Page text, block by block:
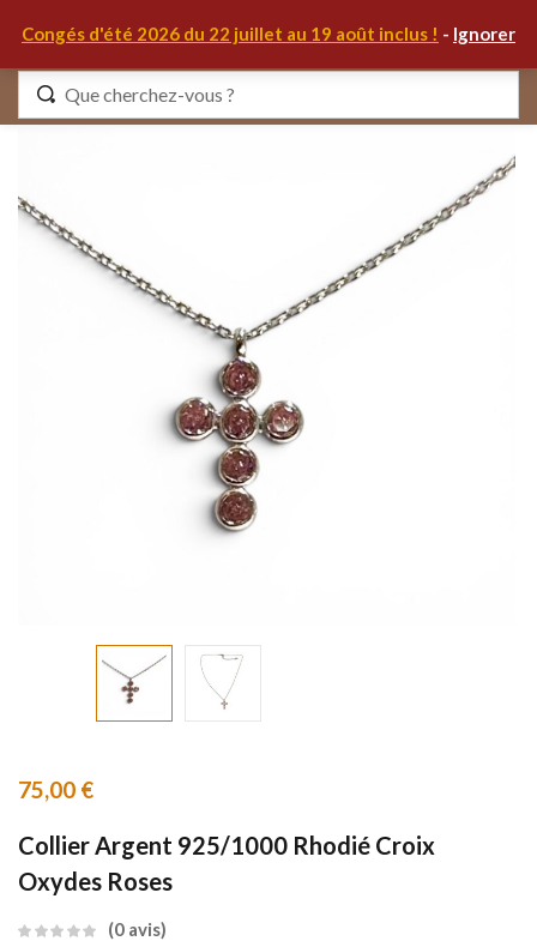
Congés d'été 2026 du 22 juillet au 19 août inclus ! - Ignorer
75,00 €
Collier Argent 925/1000 Rhodié Croix
Oxydes Roses
0 avis
Identifiez-vous
Se souvenir de moi Mot de passe oublié ?
S'IDENTIFIER
MON COMPTE